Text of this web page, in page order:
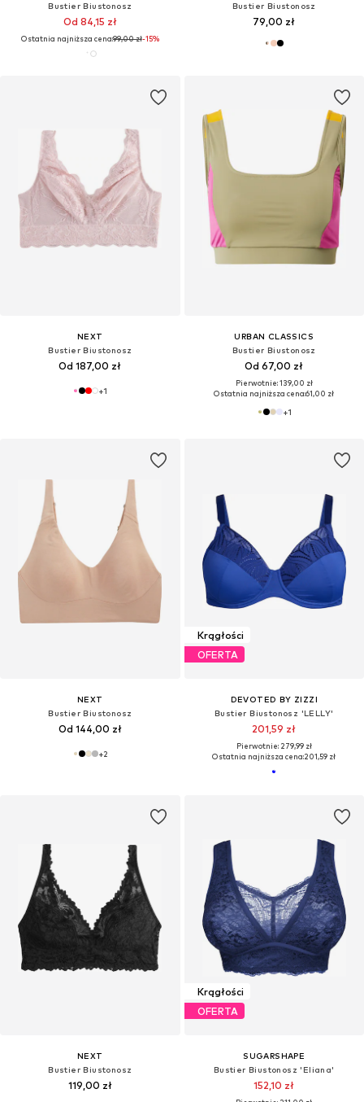
Bustier Biustonosz
Od 84,15 zł
Ostatnia najniższa cena:99,00 zł-15%
Bustier Biustonosz
79,00 zł
NEXT
Bustier Biustonosz
Od 187,00 zł
+1
URBAN CLASSICS
Bustier Biustonosz
Od 67,00 zł
Pierwotnie: 139,00 zł
Ostatnia najniższa cena:61,00 zł
+1
NEXT
Bustier Biustonosz
Od 144,00 zł
+2
Krągłości
OFERTA
DEVOTED BY ZIZZI
Bustier Biustonosz 'LELLY'
201,59 zł
Pierwotnie: 279,99 zł
Ostatnia najniższa cena:201,59 zł
NEXT
Bustier Biustonosz
119,00 zł
Krągłości
OFERTA
SUGARSHAPE
Bustier Biustonosz 'Eliana'
152,10 zł